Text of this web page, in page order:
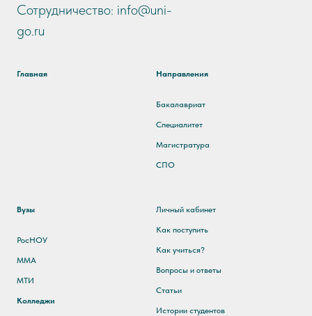
Сотрудничество: info@uni-
go.ru
Главная Направления
Бакалавриат
Специалитет
Магистратура
СПО
Вузы
РосНОУ
ММА
МТИ
Колледжи
Личный кабинет
Как поступить
Как учиться?
Вопросы и ответы
Статьи
Истории студентов